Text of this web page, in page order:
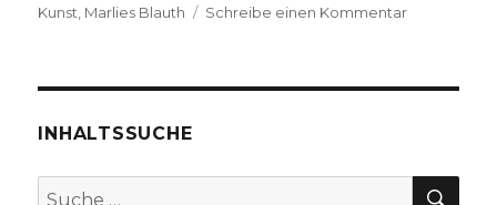
Kunst Marlies Blauth Schreibe einen Kommentarzu
mit
Marlies
INHALTSSUCHE
Suche